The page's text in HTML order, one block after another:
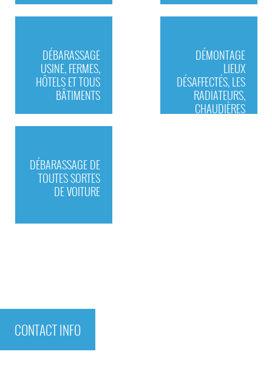
DÉBARASSAGE
USINE, FERMES,
HÔTELS ET TOUS
BÂTIMENTS
DÉMONTAGE
LIEUX
DÉSAFFECTÉS, LES
RADIATEURS,
CHAUDIÈRES
DÉBARASSAGE DE
TOUTES SORTES
DE VOITURE
CONTACT INFO